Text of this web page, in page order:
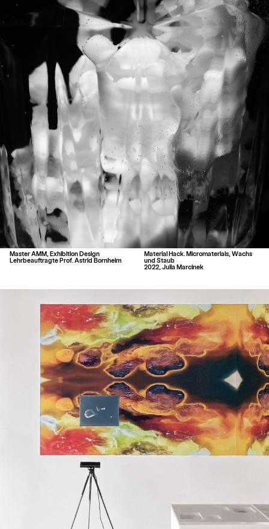
Master AMM, Exhibition Design
Lehrbeauftragte Prof. Astrid Bornheim
Material Hack. Micromaterials, Wachs
und Staub
2022, Julia Marcinek